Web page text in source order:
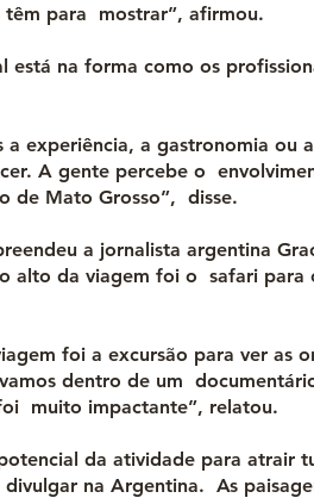
têm para mostrar”, afirmou.
está na forma como os
a experiência, a gastronomia ou
A gente percebe o
de Mato Grosso”, disse.
a jornalista argentina
alto da viagem foi o safari para
foi a excursão para ver as
dentro de um
muito impactante”, relatou.
da atividade para atrair
na Argentina. As